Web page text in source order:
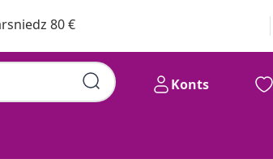
80 €
Konts